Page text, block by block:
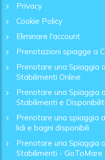
Privacy
Cookie Policy
Eliminare l'account
Prenotazioni spiagge a
Prenotare una Spiaggia
Stabilimenti Online
Prenotare una Spiaggia
Stabilimenti e
Prenotare una spiaggia
lidi e bagni disponibili
Prenotare una Spiaggia
Stabilimenti - GoToMare